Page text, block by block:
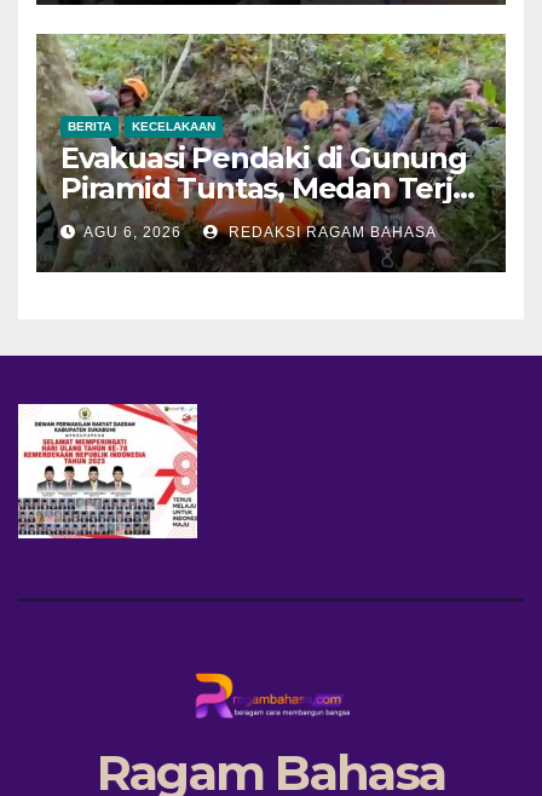
BERITA KECELAKAAN
Evakuasi Pendaki di Gunung
Piramid Tuntas, Medan Terjal
Jadi Tantangan Utama
AGU 6, 2026 REDAKSI RAGAM BAHASA
Ragam Bahasa